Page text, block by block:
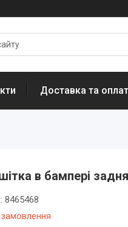
Доставка та
в бампері
8465468